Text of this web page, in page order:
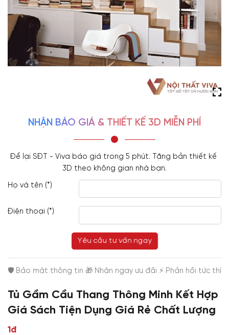
NHẬN BÁO GIÁ & THIẾT KẾ 3D MIỄN PHÍ
Để lại SĐT - Viva báo giá trong 5 phút. Tặng bản thiết kế
3D theo không gian nhà bạn.
Họ và tên (*)
Điện thoại (*)
Yêu cầu tư vấn ngay
Tủ Gầm Cầu Thang Thông Minh Kết Hợp
Giá Sách Tiện Dụng Giá Rẻ Chất Lượng
1đ